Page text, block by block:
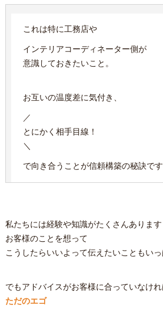
これは特に工務店や
インテリアコーディネーター側が
意識しておきたいこと。
お互いの温度差に気付き、
／
とにかく相手目線！
＼
で向き合うことが信頼構築の秘訣です
私たちには経験や知識がたくさんあります
お客様のことを想って
こうしたらいいよって伝えたいこともい
でもアドバイスがお客様に合っていなけ
ただのエゴ